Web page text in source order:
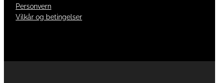
Personvern
Vilkår og betingelser